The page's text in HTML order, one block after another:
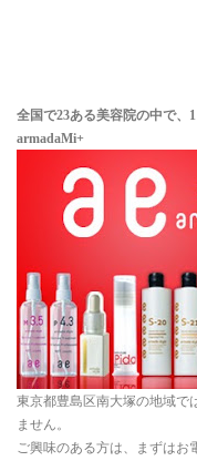
全国で23ある美容院の中で、
armadaMi+
東京都豊島区南大塚の地域で
ません。
ご興味のある方は、まずはお